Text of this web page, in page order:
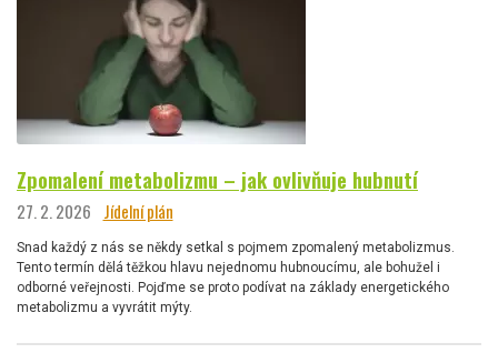
Zpomalení metabolizmu – jak ovlivňuje hubnutí
27. 2. 2026 Jídelní plán
Snad každý z nás se někdy setkal s pojmem zpomalený metabolizmus.
Tento termín dělá těžkou hlavu nejednomu hubnoucímu, ale bohužel i
odborné veřejnosti. Pojďme se proto podívat na základy energetického
metabolizmu a vyvrátit mýty.